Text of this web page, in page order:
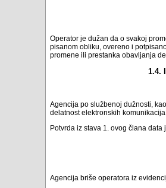
Operator je dužan da o svakoj
pisanom obliku, overeno i
promene ili prestanka obavljanja
1.4.
Agencija po službenoj dužnosti,
delatnost elektronskih
Potvrda iz stava 1. ovog člana
Agencija briše operatora iz